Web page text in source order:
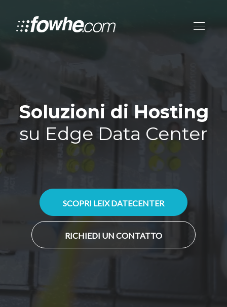
Soluzioni di Hosting
su Edge Data Center
SCOPRI LEIX DATECENTER
RICHIEDI UN CONTATTO